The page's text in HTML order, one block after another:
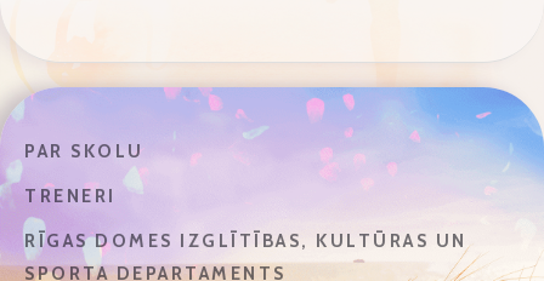
PAR SKOLU
TRENERI
RĪGAS DOMES IZGLĪTĪBAS, KULTŪRAS UN
SPORTA DEPARTAMENTS